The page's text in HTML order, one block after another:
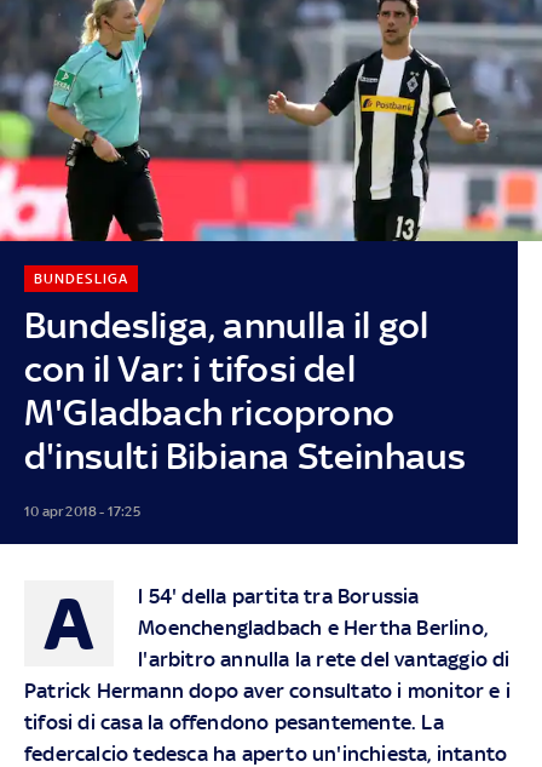
Bundesliga, annulla il gol
con il Var: i tifosi del
M'Gladbach ricoprono
d'insulti Bibiana Steinhaus
BUNDESLIGA
10 apr 2018 - 17:25
A
l 54' della partita tra Borussia
Moenchengladbach e Hertha Berlino,
l'arbitro annulla la rete del vantaggio di
Patrick Hermann dopo aver consultato i monitor e i
tifosi di casa la offendono pesantemente. La
federcalcio tedesca ha aperto un'inchiesta, intanto